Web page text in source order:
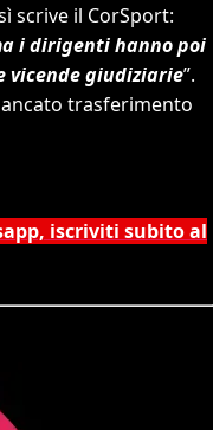
scrive il CorSport:
i dirigenti hanno poi
vicende giudiziarie”.
trasferimento
iscriviti subito al